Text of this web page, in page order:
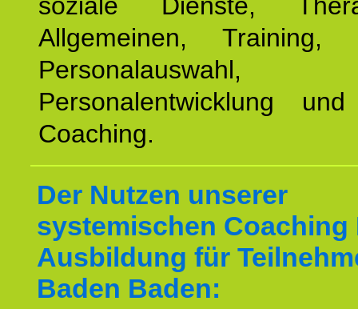
Allgemeinen, Training,
Personalauswahl,
Personalentwicklung
Coaching.
Der Nutzen unserer
systemischen Coaching
Ausbildung für
Baden Baden: